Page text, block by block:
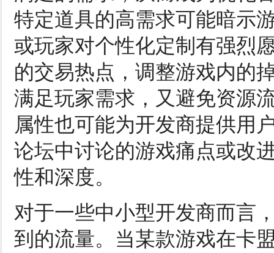
特定道具的高需求可能暗示
或玩家对个性化定制有强烈
的交易热点，调整游戏内的
满足玩家需求，又避免资源
属性也可能为开发商提供
论坛中讨论的游戏痛点或改
性和深度。
对于一些中小型开发商而言
到的流量。当某款游戏在卡